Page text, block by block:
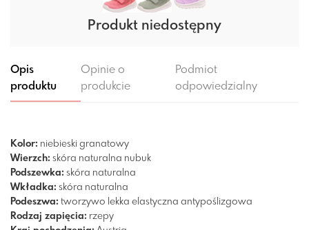
Produkt niedostępny
Opis
produktu
Opinie o
produkcie
Podmiot
odpowiedzialny
Kolor: niebieski granatowy
Wierzch: skóra naturalna nubuk
Podszewka: skóra naturalna
Wkładka: skóra naturalna
Podeszwa: tworzywo lekka elastyczna antypoślizgowa
Rodzaj zapięcia: rzepy